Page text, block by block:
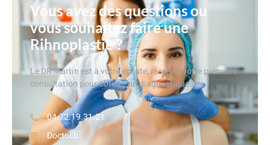
Vous avez des questions ou
vous souhaitez faire une
Rihnoplastie ?
Le DR Martin est à votre écoute, réserver votre première
consultation pour obtenir un diagnostique.
04.72.19.31.21
Doctolib